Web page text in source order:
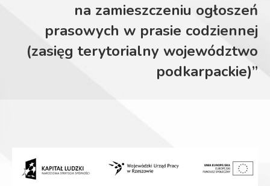
na zamieszczeniu ogłoszeń
prasowych w prasie codziennej
(zasięg terytorialny województwo
podkarpackie)”